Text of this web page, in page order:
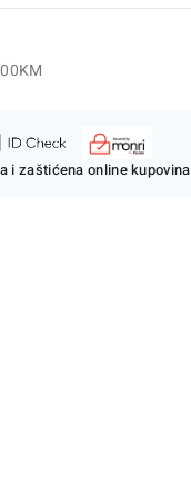
i zaštićena online kupovina